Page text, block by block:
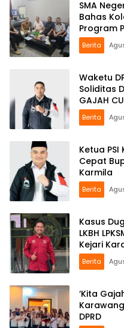
SMA
Bahas
Program
Berita
Waketu
Soliditas
GAJAH
Berita
Ketua
Cepat
Karmila
Berita
Kasus
LKBH
Kejari
Berita
‘Kita
DPRD